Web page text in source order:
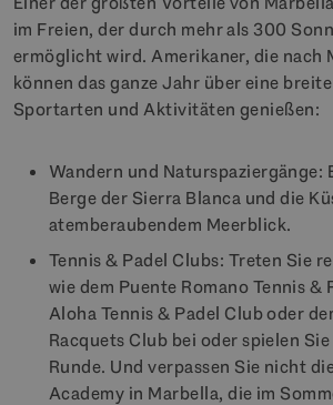
im Freien, der durch mehr als 300
ermöglicht wird. Amerikaner, die nach
können das ganze Jahr über eine
Sportarten und Aktivitäten genießen:
Wandern und Naturspaziergänge:
Berge der Sierra Blanca und die
atemberaubendem Meerblick.
Tennis & Padel Clubs: Treten Sie
wie dem Puente Romano Tennis &
Aloha Tennis & Padel Club oder
Racquets Club bei oder spielen
Runde. Und verpassen Sie nicht
Academy in Marbella, die im